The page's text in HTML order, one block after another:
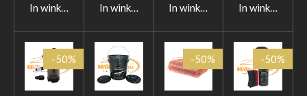
In winkelwagen In winkelwagen In winkelwagen In
-50% -50% -50%